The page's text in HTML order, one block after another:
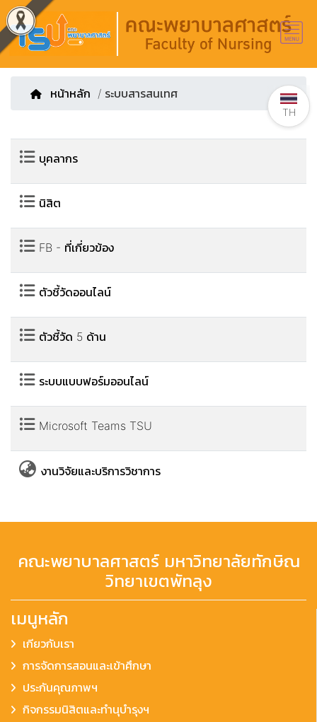
หน้าหลัก / ระบบสารสนเทศ
บุคลากร
นิสิต
FB - ที่เกี่ยวข้อง
ตัวชี้วัดออนไลน์
ตัวชี้วัด 5 ด้าน
ระบบแบบฟอร์มออนไลน์
Microsoft Teams TSU
งานวิจัยและบริการวิชาการ
คณะพยาบาลศาสตร์ มหาวิทยาลัยทักษิณ
วิทยาเขตพัทลุง
เมนูหลัก
เกียวกับเรา
การจัดการสอนและเข้าศึกษา
ประกันคุณภาพฯ
กิจกรรมนิสิตและทำนุบำรุงฯ
TH